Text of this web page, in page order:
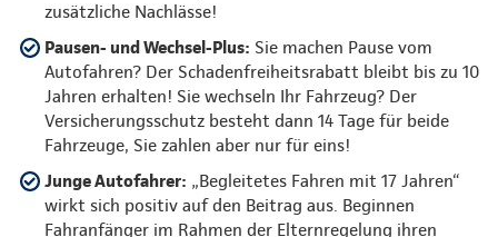
zusätzliche Nachlässe!
Pausen- und Wechsel-Plus: Sie machen Pause vom
Autofahren? Der Schadenfreiheitsrabatt bleibt bis zu 10
Jahren erhalten! Sie wechseln Ihr Fahrzeug? Der
Versicherungsschutz besteht dann 14 Tage für beide
Fahrzeuge, Sie zahlen aber nur für eins!
Junge Autofahrer: „Begleitetes Fahren mit 17 Jahren“
wirkt sich positiv auf den Beitrag aus. Beginnen
Fahranfänger im Rahmen der Elternregelung ihren